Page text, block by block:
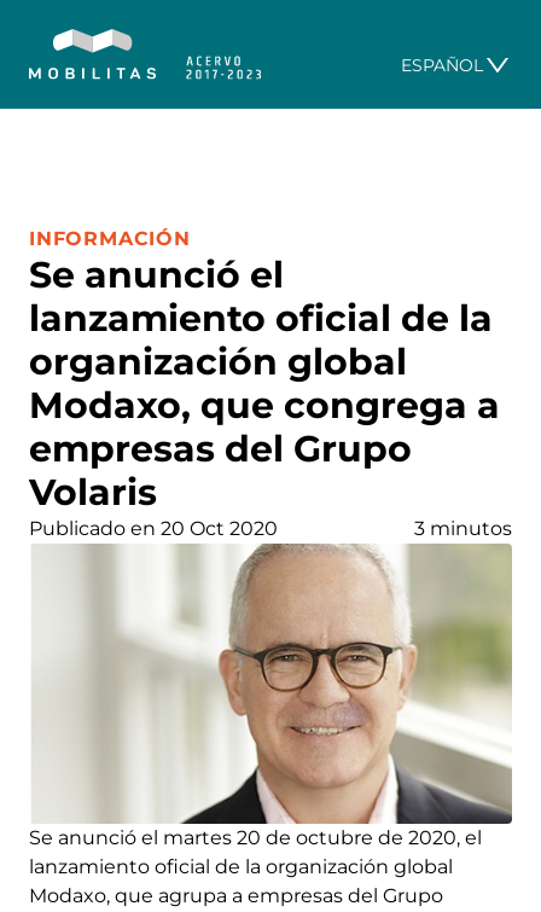
ESPAÑOL
Se anunció el
lanzamiento oficial de la
organización global
Modaxo, que congrega a
empresas del Grupo
Volaris
CATEGORÍA:
INFORMACIÓN
Publicado en 20 Oct 2020 3 minutos
Se anunció el martes 20 de octubre de 2020, el
lanzamiento oficial de la organización global
Modaxo, que agrupa a empresas del Grupo